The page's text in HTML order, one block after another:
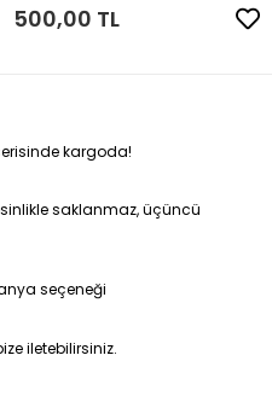
500,00 TL
kargoda!
saklanmaz, üçüncü
seçeneği
iletebilirsiniz.